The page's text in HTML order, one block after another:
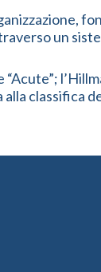
un
classifica